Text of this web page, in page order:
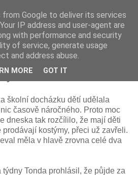
školní docházku dětí udělala
časově náročného. Proto moc
dneska tak rozčílilo, že mají děti
kostýmy, přeci už zavřeli.
měla v hlavě zrovna celé dva
týdny Tonda prohlásil, že půjde za
Google to deliver its services
IP address and user-agent are
with performance and security
of service, generate usage
and address abuse.
MORE GOT IT